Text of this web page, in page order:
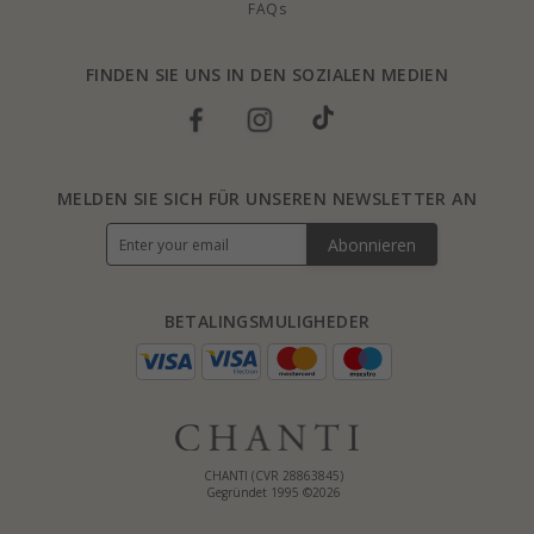
FAQs
FINDEN SIE UNS IN DEN SOZIALEN MEDIEN
CHANTI (CVR 28863845)
Gegründet 1995 ©2026
BETALINGSMULIGHEDER
MELDEN SIE SICH FÜR UNSEREN NEWSLETTER AN
Abonnieren